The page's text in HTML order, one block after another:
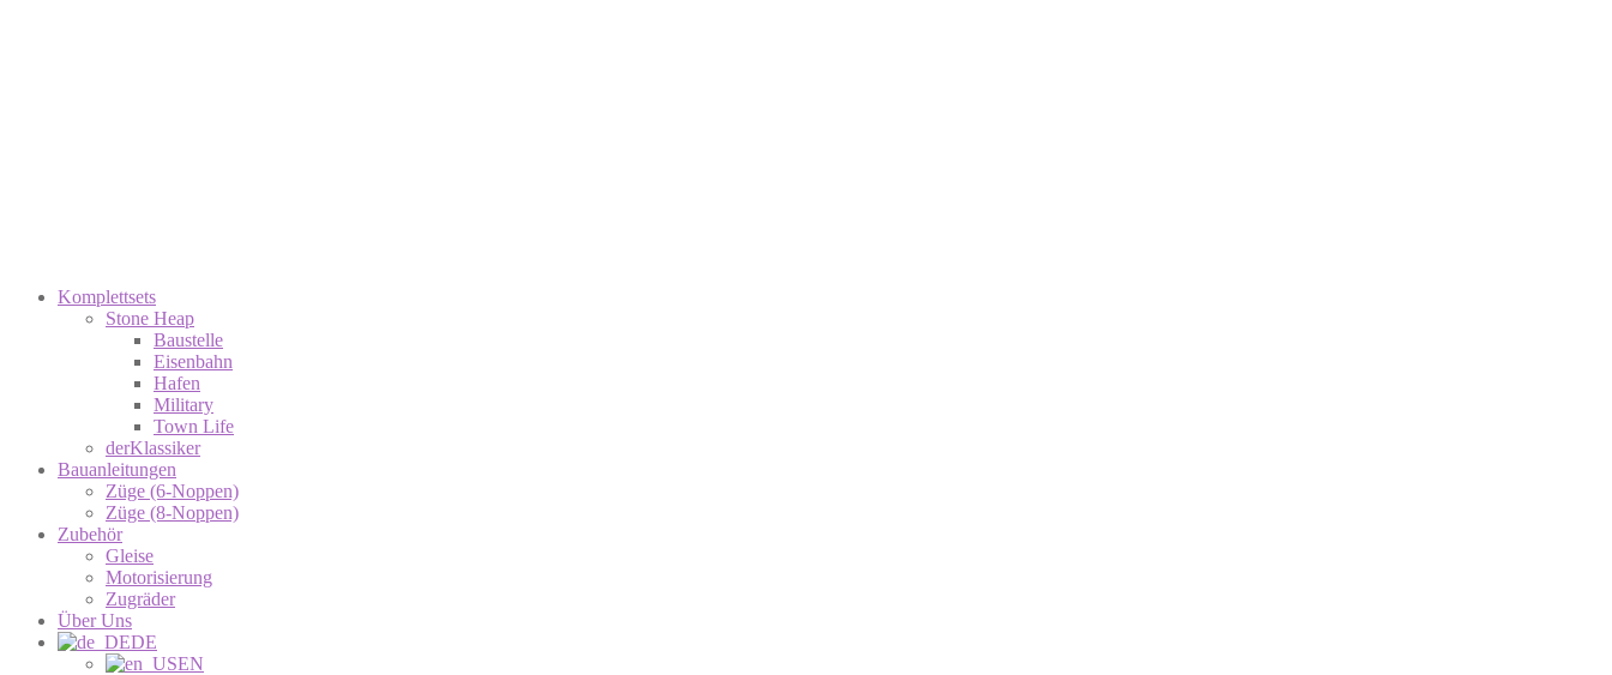
Komplettsets
Stone Heap
Baustelle
Eisenbahn
Hafen
Military
Town Life
derKlassiker
Bauanleitungen
Züge (6-Noppen)
Züge (8-Noppen)
Zubehör
Gleise
Motorisierung
Zugräder
Über Uns
DE
EN